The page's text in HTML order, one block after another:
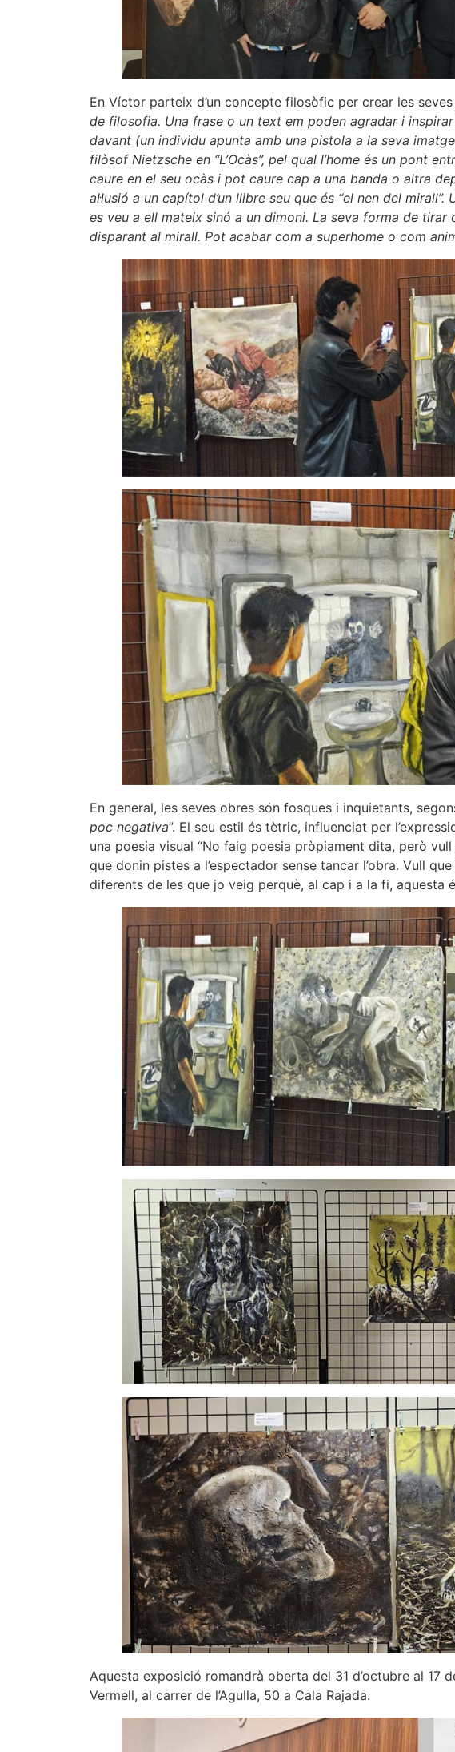
En Víctor parteix d’un concepte filosòfic per crear les seves
de filosofia. Una frase o un text em poden agradar i
davant (un individu apunta amb una pistola a la seva
filòsof Nietzsche en “L’Ocàs”, pel qual l’home és un pont
caure en el seu ocàs i pot caure cap a una banda o altra
al·lusió a un capítol d’un llibre seu que és “el nen del
es veu a ell mateix sinó a un dimoni. La seva forma de tirar
disparant al mirall. Pot acabar com a superhome o com
En general, les seves obres són fosques i inquietants,
poc negativa”. El seu estil és tètric, influenciat per
una poesia visual “No faig poesia pròpiament dita, però
que donin pistes a l’espectador sense tancar l’obra. Vull
diferents de les que jo veig perquè, al cap i a la fi, aquesta
Aquesta exposició romandrà oberta del 31 d’octubre al 17
Vermell, al carrer de l’Agulla, 50 a Cala Rajada.